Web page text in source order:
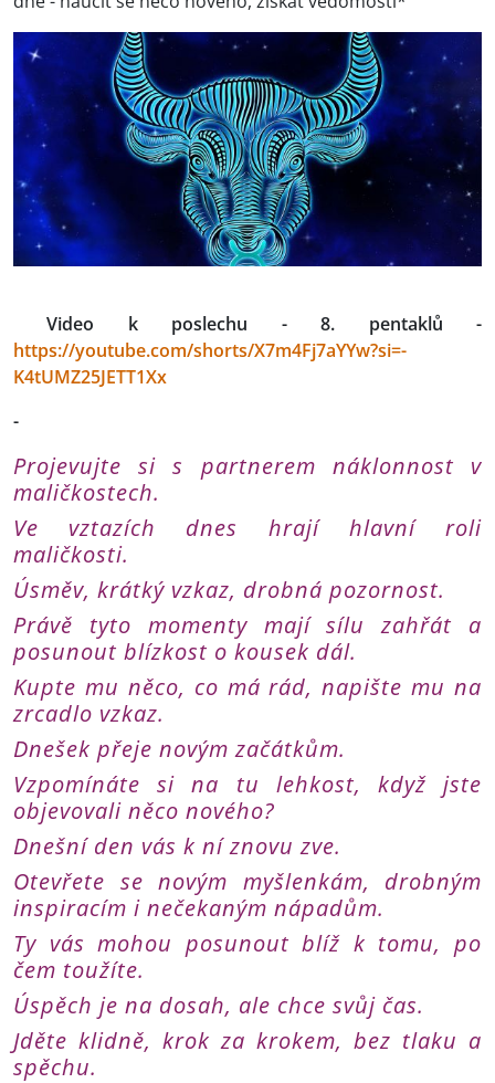
Video k poslechu - 8. pentaklů -
https://youtube.com/shorts/X7m4Fj7aYYw?si=-
K4tUMZ25JETT1Xx
-
Projevujte si s partnerem náklonnost v
maličkostech.
Ve vztazích dnes hrají hlavní roli
maličkosti.
Úsměv, krátký vzkaz, drobná pozornost.
Právě tyto momenty mají sílu zahřát a
posunout blízkost o kousek dál.
Kupte mu něco, co má rád, napište mu na
zrcadlo vzkaz.
Dnešek přeje novým začátkům.
Vzpomínáte si na tu lehkost, když jste
objevovali něco nového?
Dnešní den vás k ní znovu zve.
Otevřete se novým myšlenkám, drobným
inspiracím i nečekaným nápadům.
Ty vás mohou posunout blíž k tomu, po
čem toužíte.
Úspěch je na dosah, ale chce svůj čas.
Jděte klidně, krok za krokem, bez tlaku a
spěchu.